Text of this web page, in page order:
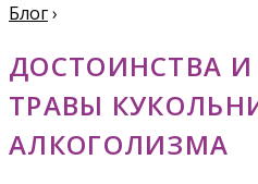
Блог›
ДОСТОИНСТВА
ТРАВЫ
АЛКОГОЛИЗМА